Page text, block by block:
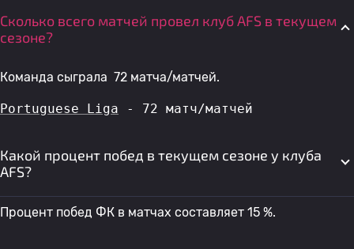
Сколько всего матчей провел клуб AFS в текущем
сезоне?
Команда сыграла 72 матча/матчей.
Portuguese Liga - 72 матч/матчей
Какой процент побед в текущем сезоне у клуба
AFS?
Процент побед ФК в матчах составляет 15 %.